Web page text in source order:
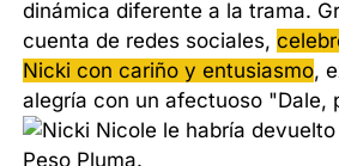
dinámica diferente a la trama.
cuenta de redes sociales,
Nicki con cariño y entusiasmo,
alegría con un afectuoso "Dale,